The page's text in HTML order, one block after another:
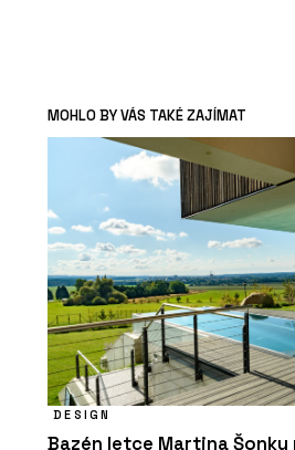
MOHLO BY VÁS TAKÉ ZAJÍMAT
DESIGN
Bazén letce Martina Šonky